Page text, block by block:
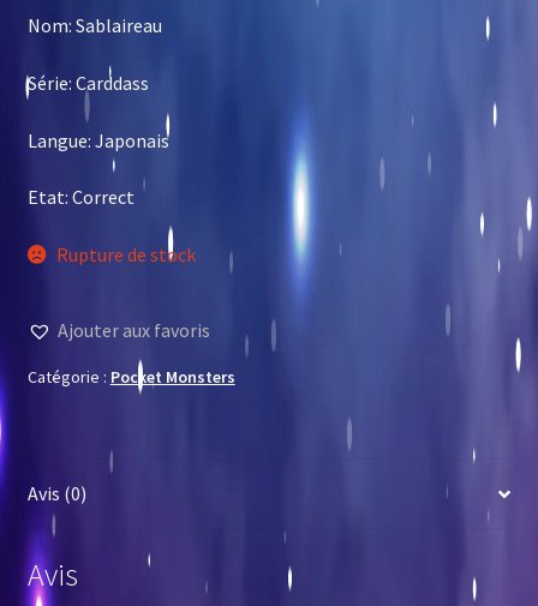
Nom: Sablaireau
Série: Carddass
Langue: Japonais
Etat: Correct
Rupture de stock
Ajouter aux favoris
Catégorie : Pocket Monsters
Avis (0)
Avis